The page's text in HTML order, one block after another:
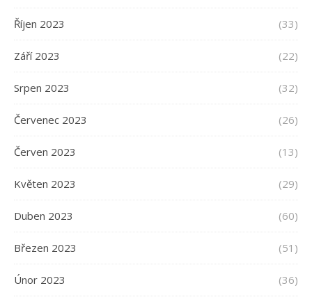
Říjen 2023 (33)
Září 2023 (22)
Srpen 2023 (32)
Červenec 2023 (26)
Červen 2023 (13)
Květen 2023 (29)
Duben 2023 (60)
Březen 2023 (51)
Únor 2023 (36)